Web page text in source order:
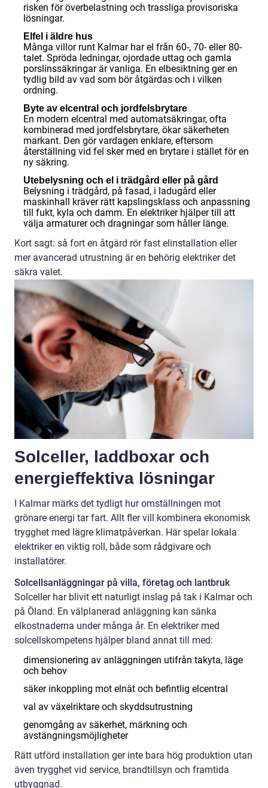
risken för överbelastning och trassliga provisoriska
lösningar.
Elfel i äldre hus
Många villor runt Kalmar har el från 60-, 70- eller 80-
talet. Spröda ledningar, ojordade uttag och gamla
porslinssäkringar är vanliga. En elbesiktning ger en
tydlig bild av vad som bör åtgärdas och i vilken
ordning.
Byte av elcentral och jordfelsbrytare
En modern elcentral med automatsäkringar, ofta
kombinerad med jordfelsbrytare, ökar säkerheten
markant. Den gör vardagen enklare, eftersom
återställning vid fel sker med en brytare i stället för en
ny säkring.
Utebelysning och el i trädgård eller på gård
Belysning i trädgård, på fasad, i ladugård eller
maskinhall kräver rätt kapslingsklass och anpassning
till fukt, kyla och damm. En elektriker hjälper till att
välja armaturer och dragningar som håller länge.
Kort sagt: så fort en åtgärd rör fast elinstallation eller
mer avancerad utrustning är en behörig elektriker det
säkra valet.
Solceller, laddboxar och
energieffektiva lösningar
I Kalmar märks det tydligt hur omställningen mot
grönare energi tar fart. Allt fler vill kombinera ekonomisk
trygghet med lägre klimatpåverkan. Här spelar lokala
elektriker en viktig roll, både som rådgivare och
installatörer.
Solcellsanläggningar på villa, företag och lantbruk
Solceller har blivit ett naturligt inslag på tak i Kalmar och
på Öland. En välplanerad anläggning kan sänka
elkostnaderna under många år. En elektriker med
solcellskompetens hjälper bland annat till med:
dimensionering av anläggningen utifrån takyta, läge
och behov
säker inkoppling mot elnät och befintlig elcentral
val av växelriktare och skyddsutrustning
genomgång av säkerhet, märkning och
avstängningsmöjligheter
Rätt utförd installation ger inte bara hög produktion utan
även trygghet vid service, brandtillsyn och framtida
utbyggnad.